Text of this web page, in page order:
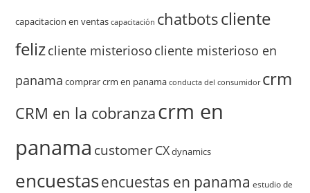
capacitacion en ventas capacitación chatbotscliente
felizcliente misterioso cliente misterioso en
panama comprar crm en panama conducta del consumidor crm
CRM en la cobranzacrm en
panama customerCXdynamics
encuestasencuestas en panama estudio de